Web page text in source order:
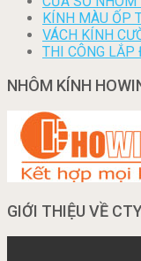
KÍNH MÀU ỐP
VÁCH KÍNH
THI CÔNG LẮP
NHÔM KÍNH
GIỚI THIỆU VỀ